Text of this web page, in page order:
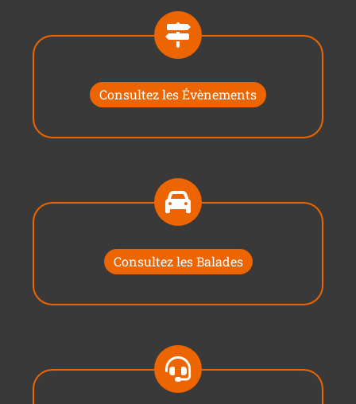
Consultez les Évènements
Consultez les Balades